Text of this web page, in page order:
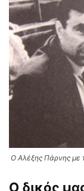
Ο Αλέξης Πάρνης με
Ο δικός